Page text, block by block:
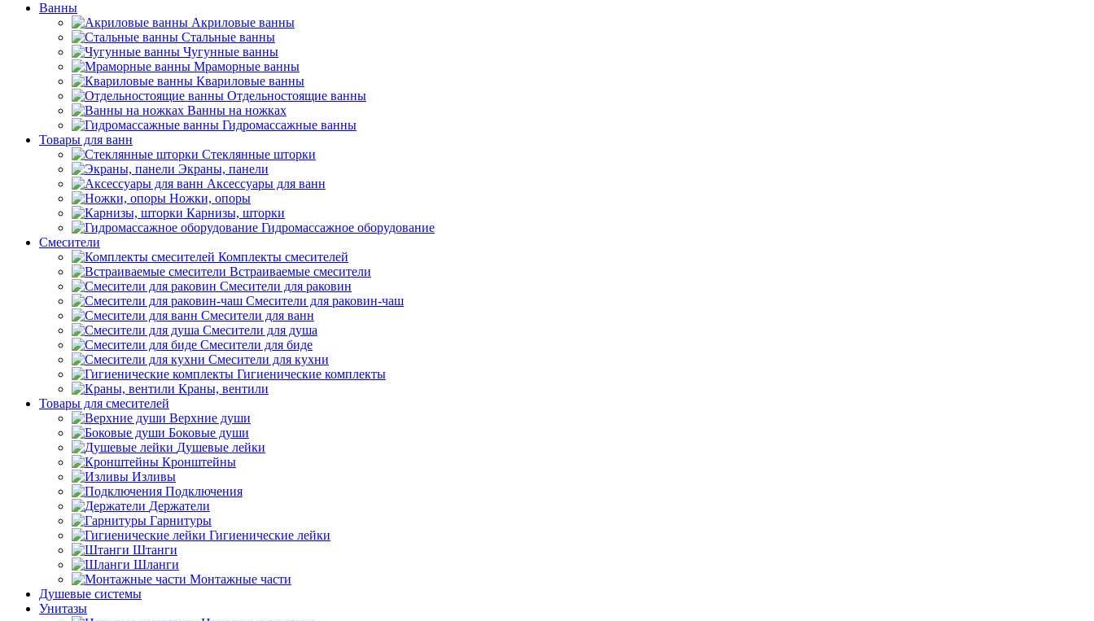
Ванны
Акриловые ванны
Стальные ванны
Чугунные ванны
Мраморные ванны
Квариловые ванны
Отдельностоящие ванны
Ванны на ножках
Гидромассажные ванны
Товары для ванн
Стеклянные шторки
Экраны, панели
Аксессуары для ванн
Ножки, опоры
Карнизы, шторки
Гидромассажное оборудование
Смесители
Комплекты смесителей
Встраиваемые смесители
Смесители для раковин
Смесители для раковин-чаш
Смесители для ванн
Смесители для душа
Смесители для биде
Смесители для кухни
Гигиенические комплекты
Краны, вентили
Товары для смесителей
Верхние души
Боковые души
Душевые лейки
Кронштейны
Изливы
Подключения
Держатели
Гарнитуры
Гигиенические лейки
Штанги
Шланги
Монтажные части
Душевые системы
Унитазы